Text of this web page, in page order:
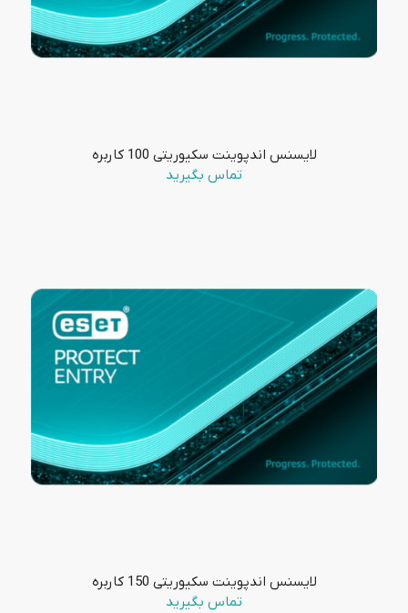
لایسنس اندپوینت سکیوریتی 100 کاربره
تماس بگیرید
لایسنس اندپوینت سکیوریتی 150 کاربره
تماس بگیرید